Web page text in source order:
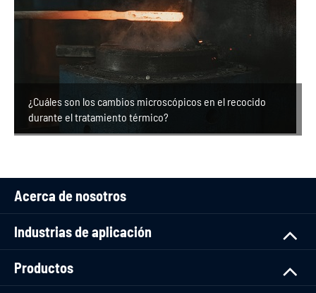
¿Cuáles son los cambios microscópicos en el recocido
durante el tratamiento térmico?
Acerca de nosotros
Industrias de aplicación
Productos